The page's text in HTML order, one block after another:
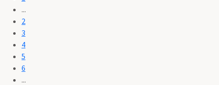
...
2
3
4
5
6
...